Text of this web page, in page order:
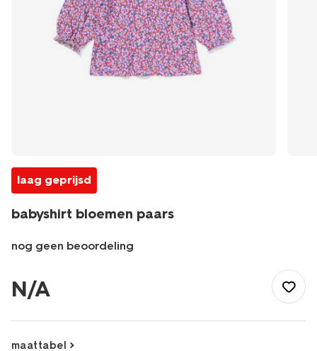
laag geprijsd
babyshirt bloemen paars
nog geen beoordeling
t-
shirt-
bloemen-
paars-
N/A
maattabel